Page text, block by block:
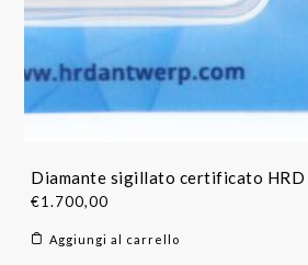
Diamante sigillato certificato HRD
€1.700,00
Aggiungi al carrello